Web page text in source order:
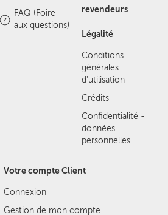
FAQ (Foire
aux questions)
revendeurs
Légalité
Conditions
générales
d'utilisation
Crédits
Confidentialité -
données
personnelles
Votre compte Client
Connexion
Gestion de mon compte